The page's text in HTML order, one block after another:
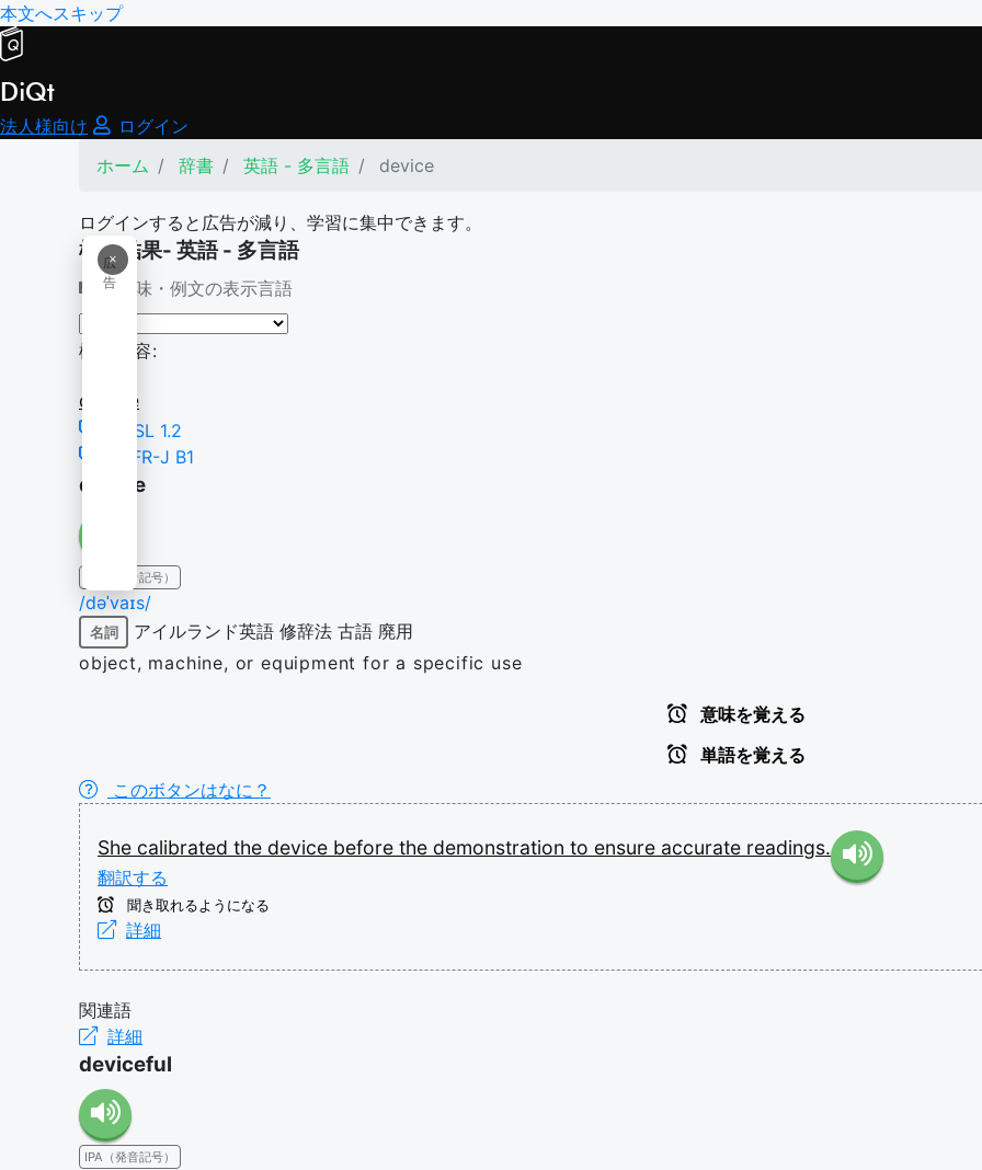
本文へスキップ
DiQt
法人様向け
ログイン
ホーム
辞書 英語 - 多言語 device
ログインすると広告が減り、学習に集中できます。
×
広
告
検索結果- 英語 - 多言語
意味・例文の表示言語
検索内容:
device
NGSL 1.2
CEFR-J B1
device
IPA（発音記号）
/dəˈvaɪs/
名詞 アイルランド英語 修辞法 古語 廃用
object, machine, or equipment for a specific use
意味を覚える
単語を覚える
このボタンはなに？
She calibrated the device before the demonstration to ensure accurate readings.
翻訳する
聞き取れるようになる
詳細
関連語
詳細
deviceful
IPA（発音記号）